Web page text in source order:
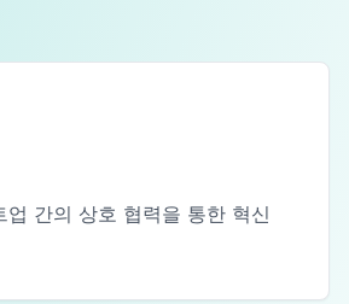
업 간의 상호 협력을 통한 혁신